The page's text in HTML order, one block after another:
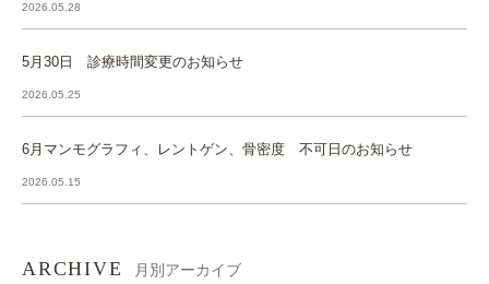
2026.05.28
5月30日 診療時間変更のお知らせ
2026.05.25
6月マンモグラフィ、レントゲン、骨密度 不可日のお知らせ
2026.05.15
ARCHIVE 月別アーカイブ